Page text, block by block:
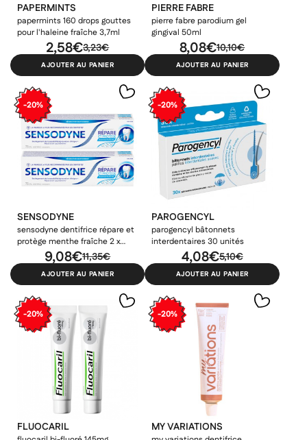
PAPERMINTS
papermints 160 drops gouttes
pour l'haleine fraîche 3,7ml
3,23€
2,58€
AJOUTER AU PANIER
PIERRE FABRE
pierre fabre parodium gel
gingival 50ml
10,10€
8,08€
AJOUTER AU PANIER
-20%
SENSODYNE
sensodyne dentifrice répare et
protège menthe fraîche 2 x
11,35€
9,08€
AJOUTER AU PANIER
-20%
PAROGENCYL
parogencyl bâtonnets
interdentaires 30 unités
5,10€
4,08€
AJOUTER AU PANIER
-20%
FLUOCARIL
-20%
MY VARIATIONS